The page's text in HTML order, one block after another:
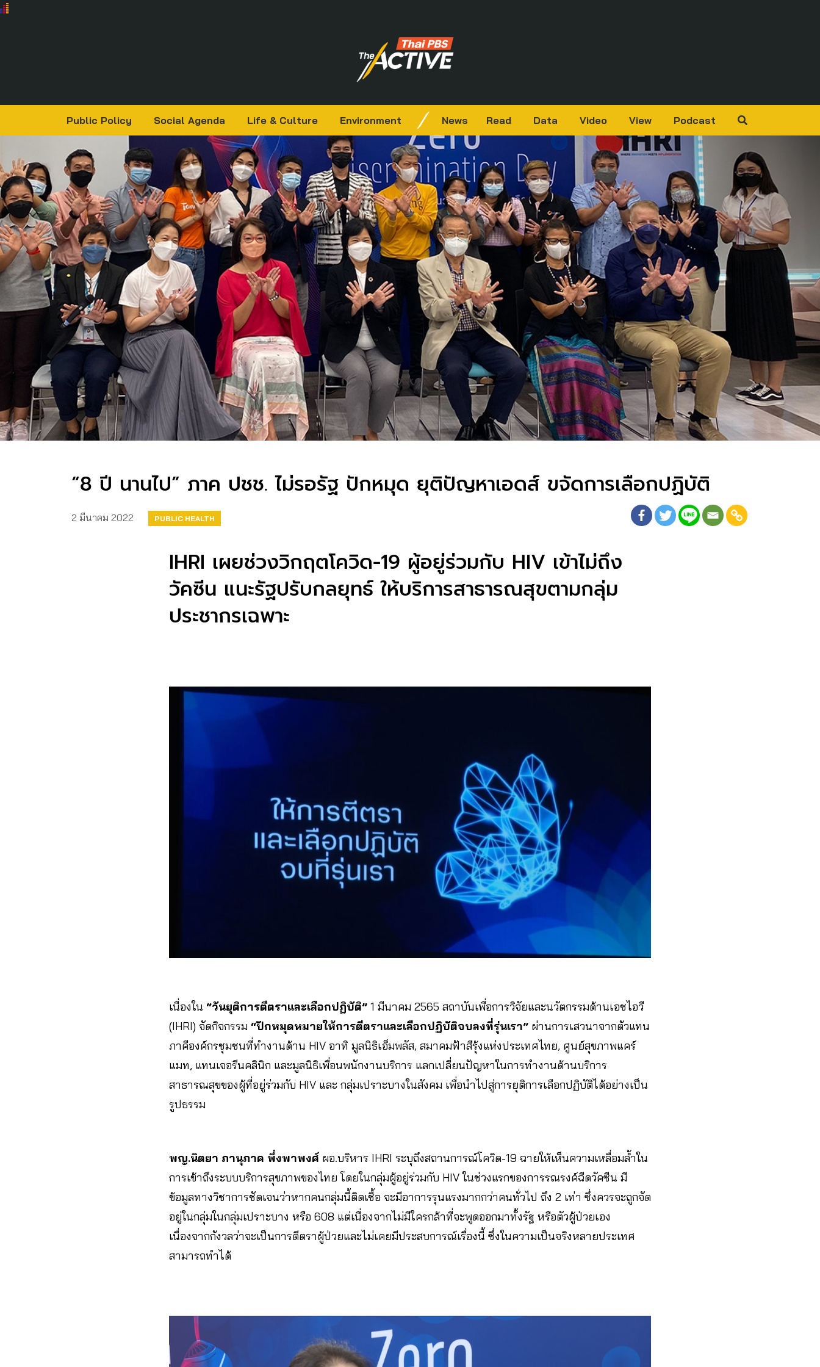
Public Policy Social Agenda Life & Culture Environment News Read Data Video View Podcast
“8 ปี นานไป” ภาค ปชช. ไม่รอรัฐ ปักหมุด ยุติปัญหาเอดส์ ขจัดการเลือกปฏิบัติ
2 มีนาคม 2022 PUBLIC HEALTH
IHRI เผยช่วงวิกฤตโควิด-19 ผู้อยู่ร่วมกับ HIV เข้าไม่ถึง
วัคซีน แนะรัฐปรับกลยุทธ์ ให้บริการสาธารณสุขตามกลุ่ม
ประชากรเฉพาะ
เนื่องใน “วันยุติการตีตราและเลือกปฏิบัติ” 1 มีนาคม 2565 สถาบันเพื่อการวิจัยและนวัตกรรมด้านเอชไอวี
(IHRI) จัดกิจกรรม “ปักหมุดหมายให้การตีตราและเลือกปฏิบัติจบลงที่รุ่นเรา” ผ่านการเสวนาจากตัวแทน
ภาคีองค์กรชุมชนที่ทำงานด้าน HIV อาทิ มูลนิธิเอ็มพลัส, สมาคมฟ้าสีรุ้งแห่งประเทศไทย, ศูนย์สุขภาพแคร์
แมท, แทนเจอรีนคลินิก และมูลนิธิเพื่อนพนักงานบริการ แลกเปลี่ยนปัญหาในการทำงานด้านบริการ
สาธารณสุขของผู้ที่อยู่ร่วมกับ HIV และ กลุ่มเปราะบางในสังคม เพื่อนำไปสู่การยุติการเลือกปฏิบัติได้อย่างเป็น
รูปธรรม
พญ.นิตยา ภานุภาค พึ่งพาพงศ์ ผอ.บริหาร IHRI ระบุถึงสถานการณ์โควิด-19 ฉายให้เห็นความเหลื่อมล้ำใน
การเข้าถึงระบบบริการสุขภาพของไทย โดยในกลุ่มผู้อยู่ร่วมกับ HIV ในช่วงแรกของการรณรงค์ฉีดวัคซีน มี
ข้อมูลทางวิชาการชัดเจนว่าหากคนกลุ่มนี้ติดเชื้อ จะมีอาการรุนแรงมากกว่าคนทั่วไป ถึง 2 เท่า ซึ่งควรจะถูกจัด
อยู่ในกลุ่มในกลุ่มเปราะบาง หรือ 608 แต่เนื่องจากไม่มีใครกล้าที่จะพูดออกมาทั้งรัฐ หรือตัวผู้ป่วยเอง
เนื่องจากกังวลว่าจะเป็นการตีตราผู้ป่วยและไม่เคยมีประสบการณ์เรื่องนี้ ซึ่งในความเป็นจริงหลายประเทศ
สามารถทำได้